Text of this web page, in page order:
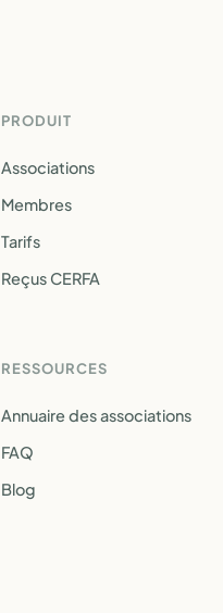
PRODUIT
Associations
Membres
Tarifs
Reçus CERFA
RESSOURCES
Annuaire des associations
FAQ
Blog